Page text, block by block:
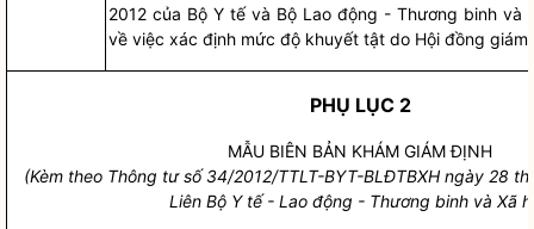
2012 của Bộ Y tế và Bộ Lao động - Thương binh và
về việc xác định mức độ khuyết tật do Hội đồng giám
PHỤ LỤC 2
MẪU BIÊN BẢN KHÁM GIÁM ĐỊNH
(Kèm theo Thông tư số 34/2012/TTLT-BYT-BLĐTBXH ngày 28 th
Liên Bộ Y tế - Lao động - Thương binh và Xã